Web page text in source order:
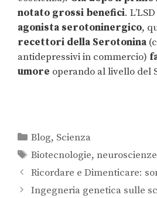
notato grossi benefici.
agonista serotoninergico,
recettori della Serotonina
antidepressivi in commercio)
umore operando al livello del
Blog, Scienza
Biotecnologie,neuroscienze
Ricordare e Dimenticare:
Ingegneria genetica sulle